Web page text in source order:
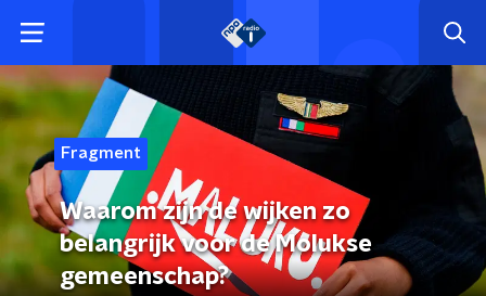
Fragment
Waarom zijn de wijken zo
belangrijk voor de Molukse
gemeenschap?